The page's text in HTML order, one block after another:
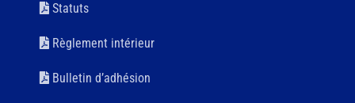
Statuts
Règlement intérieur
Bulletin d’adhésion